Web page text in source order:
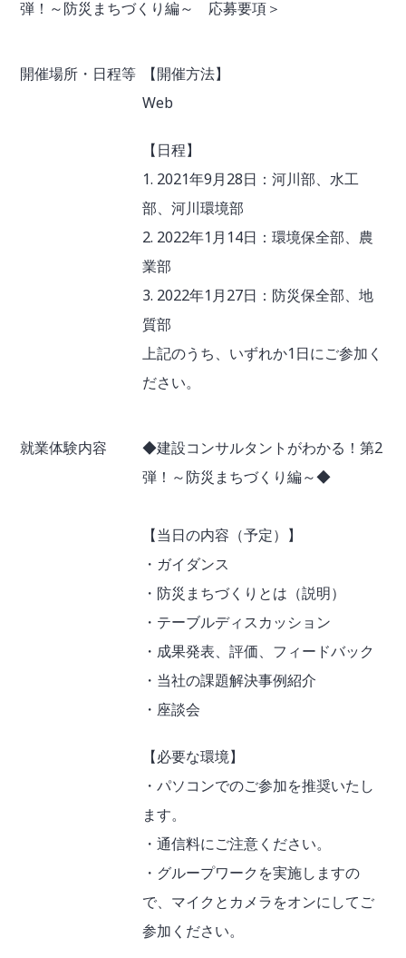
弾！～防災まちづくり編～ 応募要項＞
開催場所・日程等
【開催方法】
Web
【日程】
1. 2021年9月28日：河川部、水工
部、河川環境部
2. 2022年1月14日：環境保全部、農
業部
3. 2022年1月27日：防災保全部、地
質部
上記のうち、いずれか1日にご参加く
ださい。
就業体験内容
◆建設コンサルタントがわかる！第2
弾！～防災まちづくり編～◆
【当日の内容（予定）】
・ガイダンス
・防災まちづくりとは（説明）
・テーブルディスカッション
・成果発表、評価、フィードバック
・当社の課題解決事例紹介
・座談会
【必要な環境】
・パソコンでのご参加を推奨いたし
ます。
・通信料にご注意ください。
・グループワークを実施しますの
で、マイクとカメラをオンにしてご
参加ください。